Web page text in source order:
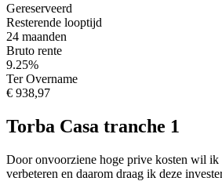
Gereserveerd
Resterende looptijd
24 maanden
Bruto rente
9.25%
Ter Overname
€ 938,97
Torba Casa tranche 1
Door onvoorziene hoge prive kosten wil
verbeteren en daarom draag ik deze